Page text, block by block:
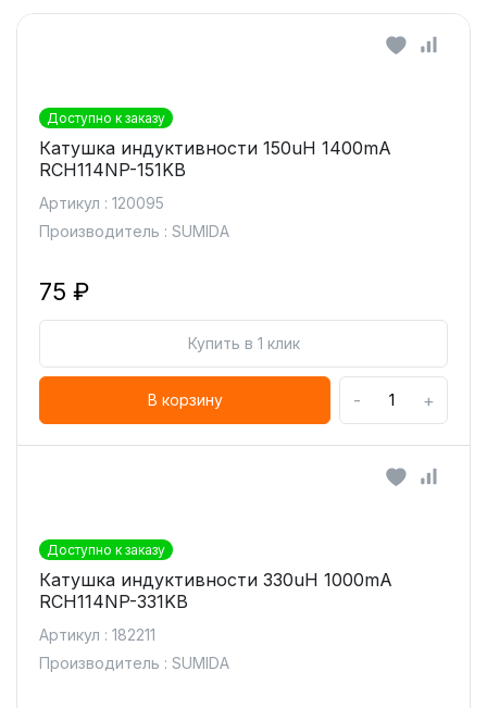
Доступно к заказу
Катушка индуктивности 150uH 1400mA
RCH114NP-151KB
Артикул : 120095
Производитель : SUMIDA
75 ₽
Купить в 1 клик
В корзину - +
Доступно к заказу
Катушка индуктивности 330uH 1000mA
RCH114NP-331KB
Артикул : 182211
Производитель : SUMIDA